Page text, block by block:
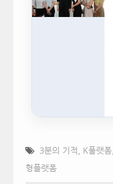
3분의 기적 K풀랫폼,
형플랫폼